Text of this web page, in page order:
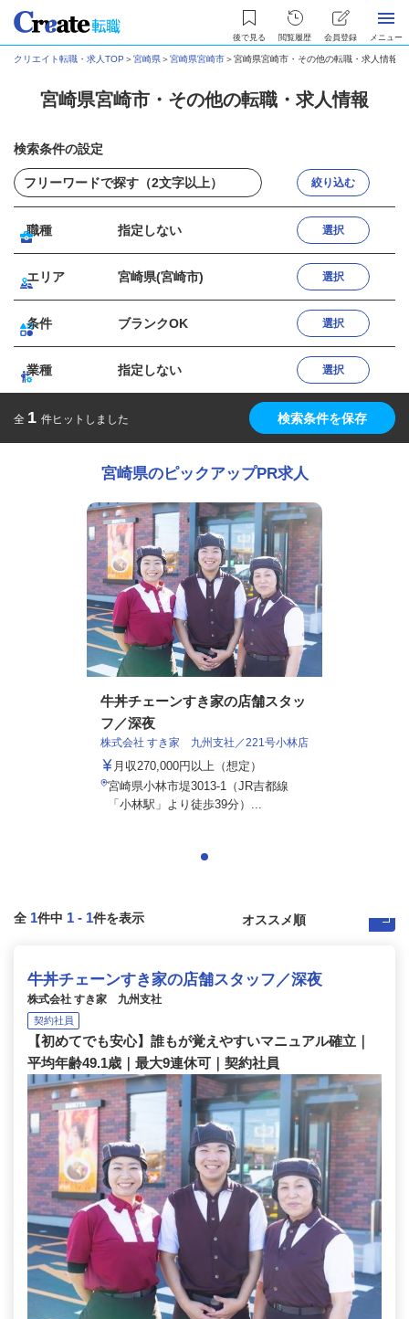
後で見る 閲覧履歴 会員登録 メニュー
クリエイト転職・求人TOP ＞宮崎県＞宮崎県宮崎市＞宮崎県宮崎市・その他の転職・求人情報
宮崎県宮崎市・その他の転職・求人情報
検索条件の設定
絞り込む
職種 指定しない 選択
エリア 宮崎県(宮崎市) 選択
条件 ブランクOK 選択
業種 指定しない 選択
全 1 件ヒットしました 検索条件を保存
宮崎県のピックアップPR求人
牛丼チェーンすき家の店舗スタッ
フ／深夜
株式会社 すき家 九州支社／221号小林店
月収270,000円以上（想定）
宮崎県小林市堤3013-1（JR吉都線
「小林駅」より徒歩39分）...
全 1件中 1 - 1件を表示
牛丼チェーンすき家の店舗スタッフ／深夜
株式会社 すき家 九州支社
契約社員
【初めてでも安心】誰もが覚えやすいマニュアル確立｜
平均年齢49.1歳｜最大9連休可｜契約社員